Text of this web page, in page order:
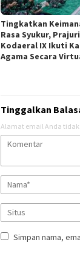
Tingkatkan
Rasa Syukur,
Kodaeral IX Ikuti
Agama Secara
Tinggalkan
Alamat email Anda
Simpan nama,